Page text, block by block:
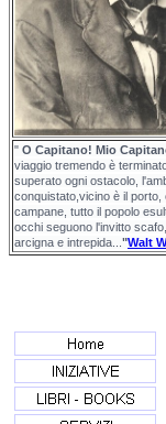
" O Capitano! Mio
viaggio tremendo è
superato ogni ostacolo,
conquistato,vicino è il porto,
campane, tutto il popolo
occhi seguono l'invitto
arcigna e intrepida... "Walt